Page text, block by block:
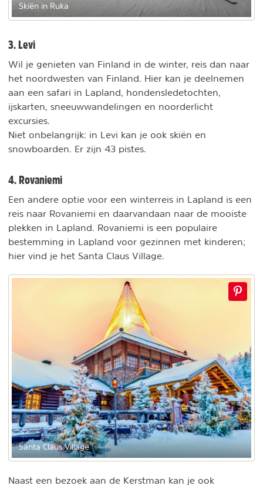
Skiën in Ruka
3. Levi
Wil je genieten van Finland in de winter, reis dan naar
het noordwesten van Finland. Hier kan je deelnemen
aan een safari in Lapland, hondensledetochten,
ijskarten, sneeuwwandelingen en noorderlicht
excursies.
Niet onbelangrijk: in Levi kan je ook skiën en
snowboarden. Er zijn 43 pistes.
4. Rovaniemi
Een andere optie voor een winterreis in Lapland is een
reis naar Rovaniemi en daarvandaan naar de mooiste
plekken in Lapland. Rovaniemi is een populaire
bestemming in Lapland voor gezinnen met kinderen;
hier vind je het Santa Claus Village.
Santa Claus Village
Naast een bezoek aan de Kerstman kan je ook